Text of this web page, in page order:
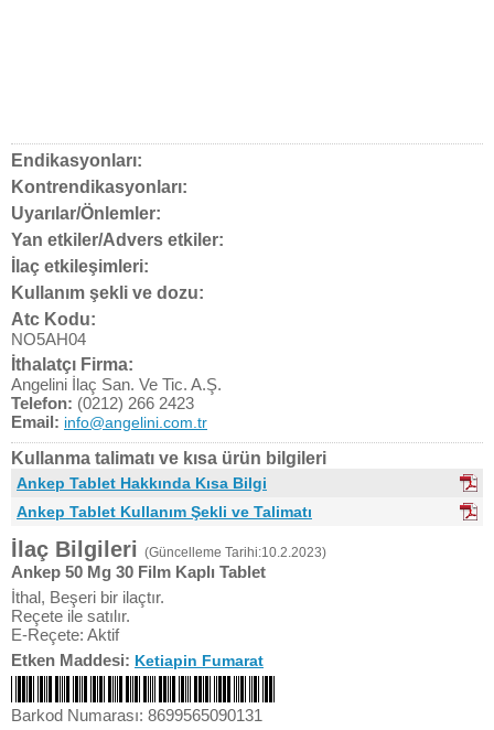
Endikasyonları:
Kontrendikasyonları:
Uyarılar/Önlemler:
Yan etkiler/Advers etkiler:
İlaç etkileşimleri:
Kullanım şekli ve dozu:
Atc Kodu:
NO5AH04
İthalatçı Firma:
Angelini İlaç San. Ve Tic. A.Ş.
Telefon: (0212) 266 2423
Email: info@angelini.com.tr
Kullanma talimatı ve kısa ürün bilgileri
Ankep Tablet Hakkında Kısa Bilgi
Ankep Tablet Kullanım Şekli ve Talimatı
İlaç Bilgileri (Güncelleme Tarihi:10.2.2023)
Ankep 50 Mg 30 Film Kaplı Tablet
İthal, Beşeri bir ilaçtır.
Reçete ile satılır.
E-Reçete: Aktif
Etken Maddesi: Ketiapin Fumarat
Barkod Numarası: 8699565090131